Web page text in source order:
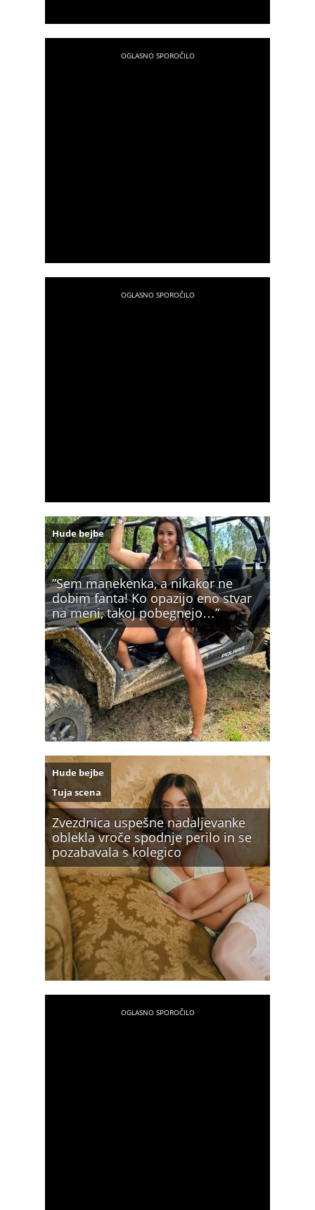
”Sem manekenka, a nikakor ne
dobim fanta! Ko opazijo eno stvar
na meni, takoj pobegnejo…”
Hude bejbe
Zvezdnica uspešne nadaljevanke
oblekla vroče spodnje perilo in se
pozabavala s kolegico
Hude bejbe
Tuja scena